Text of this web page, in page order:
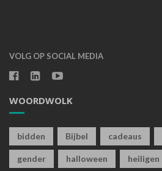
VOLG OP SOCIAL MEDIA
WOORDWOLK
bidden Bijbel cadeaus
gender halloween heiligen